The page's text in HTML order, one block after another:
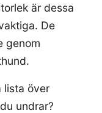
är dessa
De
genom
lista över
undrar?